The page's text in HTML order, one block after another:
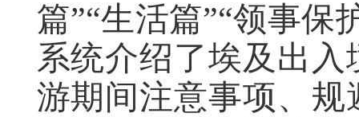
篇”“生活篇”“领事保
系统介绍了埃及出
游期间注意事项、